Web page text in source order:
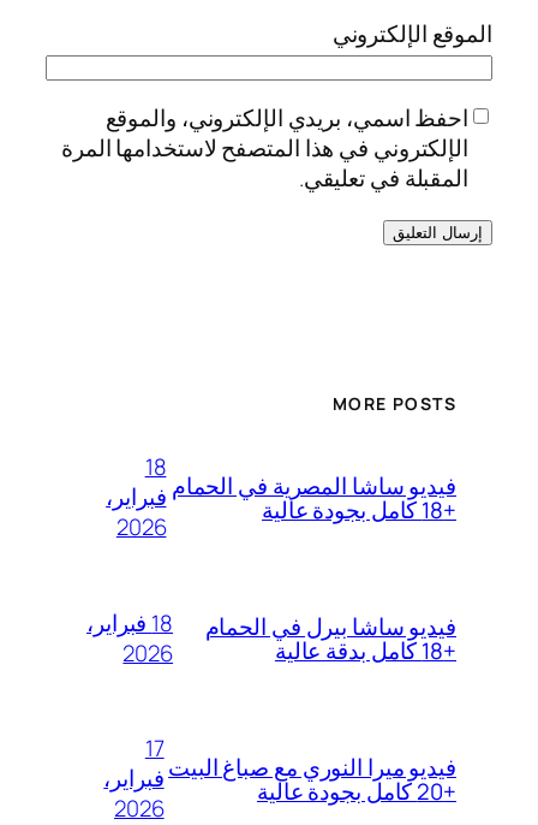
الموقع الإلكتروني
احفظ اسمي، بريدي الإلكتروني، والموقع
الإلكتروني في هذا المتصفح لاستخدامها المرة
المقبلة في تعليقي.
MORE POSTS
فيديو ساشا المصرية في الحمام
+18 كامل بجودة عالية
18
فبراير،
2026
فيديو ساشا بيرل في الحمام
+18 كامل بدقة عالية
18 فبراير،
2026
فيديو ميرا النوري مع صباغ البيت
+20 كامل بجودة عالية
17
فبراير،
2026